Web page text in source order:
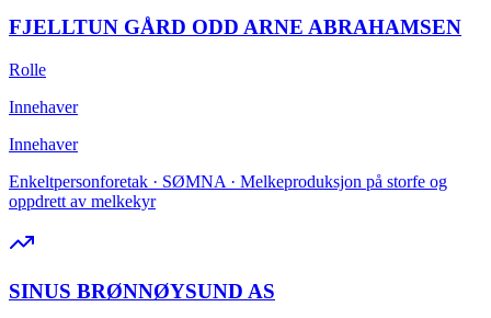
FJELLTUN GÅRD ODD ARNE ABRAHAMSEN
Rolle
Innehaver
Innehaver
Enkeltpersonforetak · SØMNA · Melkeproduksjon på storfe og
oppdrett av melkekyr
SINUS BRØNNØYSUND AS